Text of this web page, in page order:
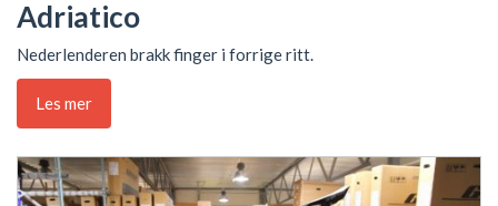
Adriatico
Nederlenderen brakk finger i forrige ritt.
Les mer